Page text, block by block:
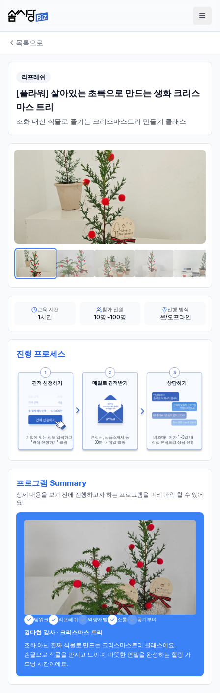
목록으로
리프레쉬
[플라워] 살아있는 초록으로 만드는 생화 크리스
마스 트리
조화 대신 식물로 즐기는 크리스마스트리 만들기 클래스
교육 시간
1시간
참가 인원
10명~100명
진행 방식
온/오프라인
진행 프로세스
견적 신청하기
기업에 맞는 정보 입력하고
'견적 신청하기' 클릭
메일로 견적받기
견적서, 상품소개서 등
30분 내 메일 발송
상담하기
비즈매니저가 1~3일 내
직접 연락드려 상담 진행
프로그램 Summary
상세 내용을 보기 전에 진행하고자 하는 프로그램을 미리 파악 할 수 있어
요!
팀워크 리프레쉬 역량개발 소통 동기부여
김다현 강사 · 크리스마스 트리
조화 아닌 진짜 식물로 만드는 크리스마스트리 클래스예요.
손끝으로 식물을 만지고 느끼며, 따뜻한 연말을 완성하는 힐링 가
드닝 시간이에요.